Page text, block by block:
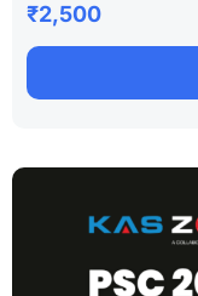
₹2,500